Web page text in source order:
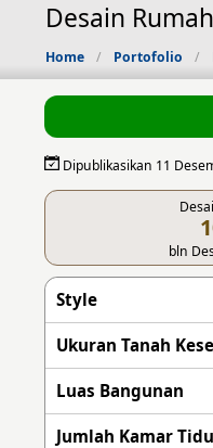
Desain
Home Portofolio
Dipublikasikan 11
bln
Style
Ukuran Tanah
Luas Bangunan
Jumlah Kamar